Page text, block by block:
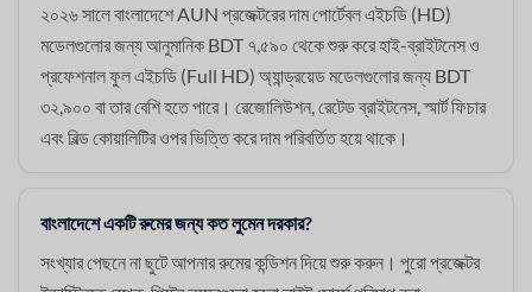
২০২৬ সালে বাংলাদেশে AUN প্রজেক্টরের দাম পোর্টেবল এইচডি (HD)
মডেলগুলোর জন্য আনুমানিক BDT ৭,৫৯০ থেকে শুরু করে হাই-ব্রাইটনেস ও
প্রফেশনাল ফুল এইচডি (Full HD) অ্যান্ড্রয়েড মডেলগুলোর জন্য BDT
৩২,৯০০ বা তার বেশি হতে পারে। রেজোলিউশন, রেটেড ব্রাইটনেস, স্মার্ট ফিচার
এবং বিল্ড কোয়ালিটির ওপর ভিত্তি করে দাম পরিবর্তিত হয়ে থাকে।
বাংলাদেশে একটি রুমের জন্য কত লুমেন দরকার?
সংখ্যার পেছনে না ছুটে আপনার রুমের কন্ডিশন দিয়ে শুরু করুন। পুরো প্রজেক্টর